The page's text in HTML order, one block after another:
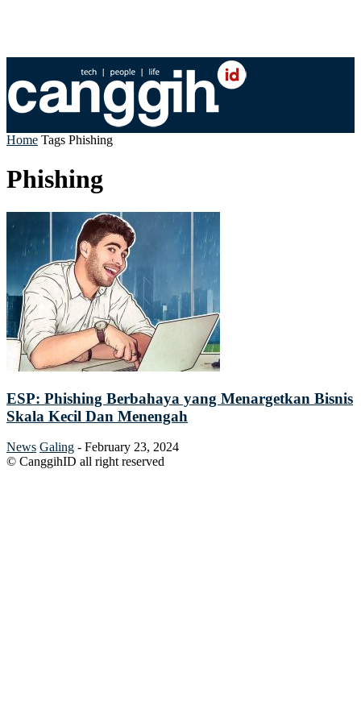
Home Tags Phishing
Phishing
ESP: Phishing Berbahaya yang Menargetkan Bisnis
Skala Kecil Dan Menengah
News Galing - February 23, 2024
© CanggihID all right reserved